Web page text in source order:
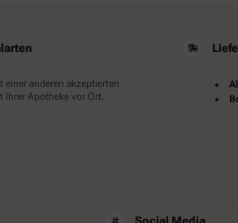
einer anderen akzeptierten
Ihrer Apotheke vor Ort.